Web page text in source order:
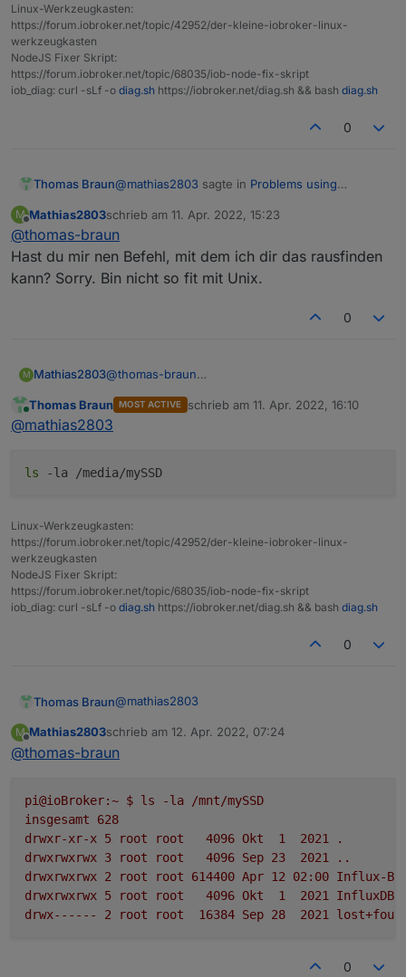
Linux-Werkzeugkasten:
https://forum.iobroker.net/topic/42952/der-kleine-iobroker-linux-
werkzeugkasten
NodeJS Fixer Skript:
https://forum.iobroker.net/topic/68035/iob-node-fix-skript
iob_diag: curl -sLf -o diag.sh https://iobroker.net/diag.sh && bash diag.sh
0
Thomas Braun@mathias2803 sagte in Problems using
Wie sehen die Rechte an /media/data aus,
M
Offline
Mathias2803schrieb am 11. Apr. 2022, 15:23
zuletzt editiert von
@thomas-braun
Hast du mir nen Befehl, mit dem ich dir das rausfinden
kann? Sorry. Bin nicht so fit mit Unix.
0
M Mathias2803@thomas-braun
rausfinden kann? Sorry. Bin nicht so fit mit Unix.
Online
Thomas Braun MOST ACTIVE schrieb am 11. Apr. 2022, 16:10
zuletzt editiert von
@mathias2803
ls -la /media/mySSD
Linux-Werkzeugkasten:
https://forum.iobroker.net/topic/42952/der-kleine-iobroker-linux-
werkzeugkasten
NodeJS Fixer Skript:
https://forum.iobroker.net/topic/68035/iob-node-fix-skript
iob_diag: curl -sLf -o diag.sh https://iobroker.net/diag.sh && bash diag.sh
0
Thomas Braun@mathias2803
M
Offline
Mathias2803schrieb am 12. Apr. 2022, 07:24
zuletzt editiert von
@thomas-braun
pi@ioBroker:~ $ ls -la
/mnt/mySSD
insgesamt
628
drwxr-xr-x 5 root root 4096 Okt 1 2021
.
drwxrwxrwx 3 root root 4096 Sep 23 2021
..
drwxrwxrwx 2 root root 614400 Apr 12 02 :00 Influx-
drwxrwxrwx 5 root root 4096 Okt 1 2021 InfluxDB
drwx------
2 root root 16384 Sep 28 2021
0